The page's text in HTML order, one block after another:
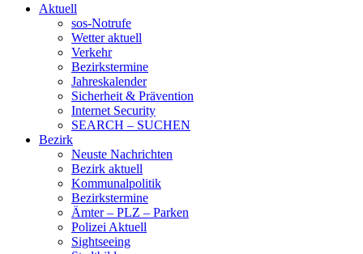
Aktuell
sos-Notrufe
Wetter aktuell
Verkehr
Bezirkstermine
Jahreskalender
Sicherheit & Prävention
Internet Security
SEARCH – SUCHEN
Bezirk
Neuste Nachrichten
Bezirk aktuell
Kommunalpolitik
Bezirkstermine
Ämter – PLZ – Parken
Polizei Aktuell
Sightseeing